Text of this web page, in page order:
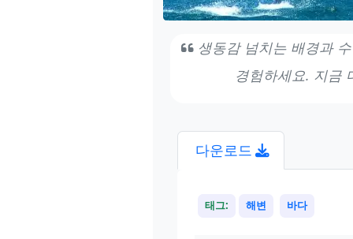
생동감 넘치는 배경과
경험하세요. 지금
다운로드
태그: 해변 바다